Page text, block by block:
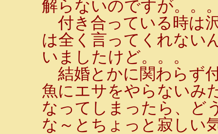
解らないのですが。。
付き合っている時は
は全く言ってくれない
いましたけど。。。
結婚とかに関わらず
魚にエサをやらないみ
なってしまったら、ど
な～とちょっと寂しい